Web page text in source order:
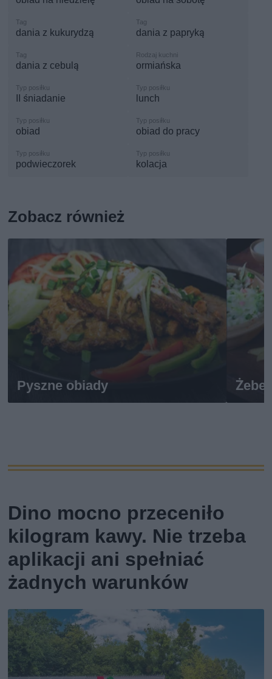
dania z kukurydzą dania z papryką
dania z cebulą ormiańska
II śniadanie lunch
obiad obiad do pracy
podwieczorek kolacja
Zobacz również
Pyszne obiady
Dino mocno przeceniło
kilogram kawy. Nie trzeba
aplikacji ani spełniać
żadnych warunków